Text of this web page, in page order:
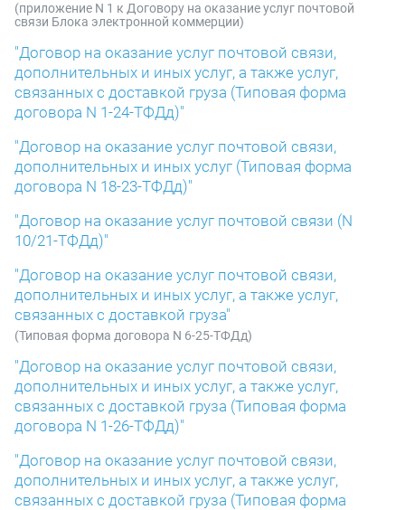
(приложение N 1 к Договору на оказание услуг почтовой
связи Блока электронной коммерции)
"Договор на оказание услуг почтовой связи,
дополнительных и иных услуг, а также услуг,
связанных с доставкой груза (Типовая форма
договора N 1-24-ТФДд)"
"Договор на оказание услуг почтовой связи,
дополнительных и иных услуг (Типовая форма
договора N 18-23-ТФДд)"
"Договор на оказание услуг почтовой связи (N
10/21-ТФДд)"
"Договор на оказание услуг почтовой связи,
дополнительных и иных услуг, а также услуг,
связанных с доставкой груза"
(Типовая форма договора N 6-25-ТФДд)
"Договор на оказание услуг почтовой связи,
дополнительных и иных услуг, а также услуг,
связанных с доставкой груза (Типовая форма
договора N 1-26-ТФДд)"
"Договор на оказание услуг почтовой связи,
дополнительных и иных услуг, а также услуг,
связанных с доставкой груза (Типовая форма